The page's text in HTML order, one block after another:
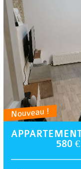
Nouveau !
580 €